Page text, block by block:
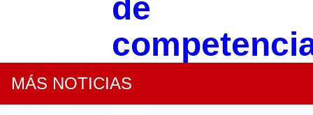
de
MÁS NOTICIAS